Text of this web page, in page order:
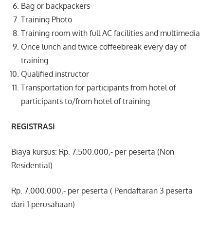
Bag or backpackers
Training Photo
Training room with full AC facilities and multimedia
Once lunch and twice coffeebreak every day of
training
Qualified instructor
Transportation for participants from hotel of
participants to/from hotel of training
REGISTRASI
Biaya kursus: Rp. 7.500.000,- per peserta (Non
Residential)
Rp. 7.000.000,- per peserta ( Pendaftaran 3 peserta
dari 1 perusahaan)